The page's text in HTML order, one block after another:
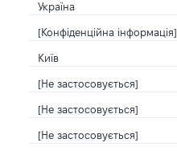
Україна
[Конфіденційна інформація]
Київ
[Не застосовується]
[Не застосовується]
[Не застосовується]